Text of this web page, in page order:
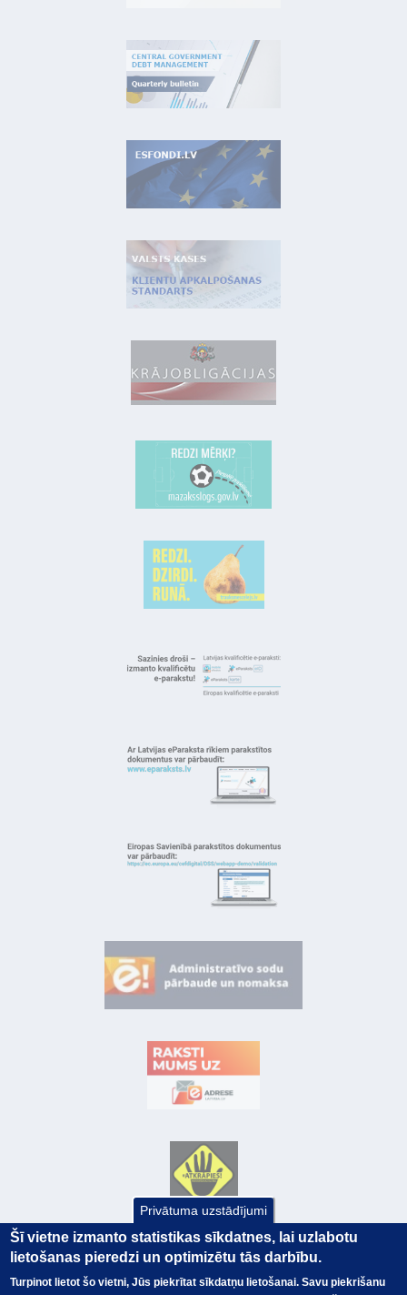
Privātuma uzstādījumi
Šī vietne izmanto statistikas sīkdatnes, lai uzlabotu
lietošanas pieredzi un optimizētu tās darbību.
Turpinot lietot šo vietni, Jūs piekrītat sīkdatņu lietošanai. Savu piekrišanu